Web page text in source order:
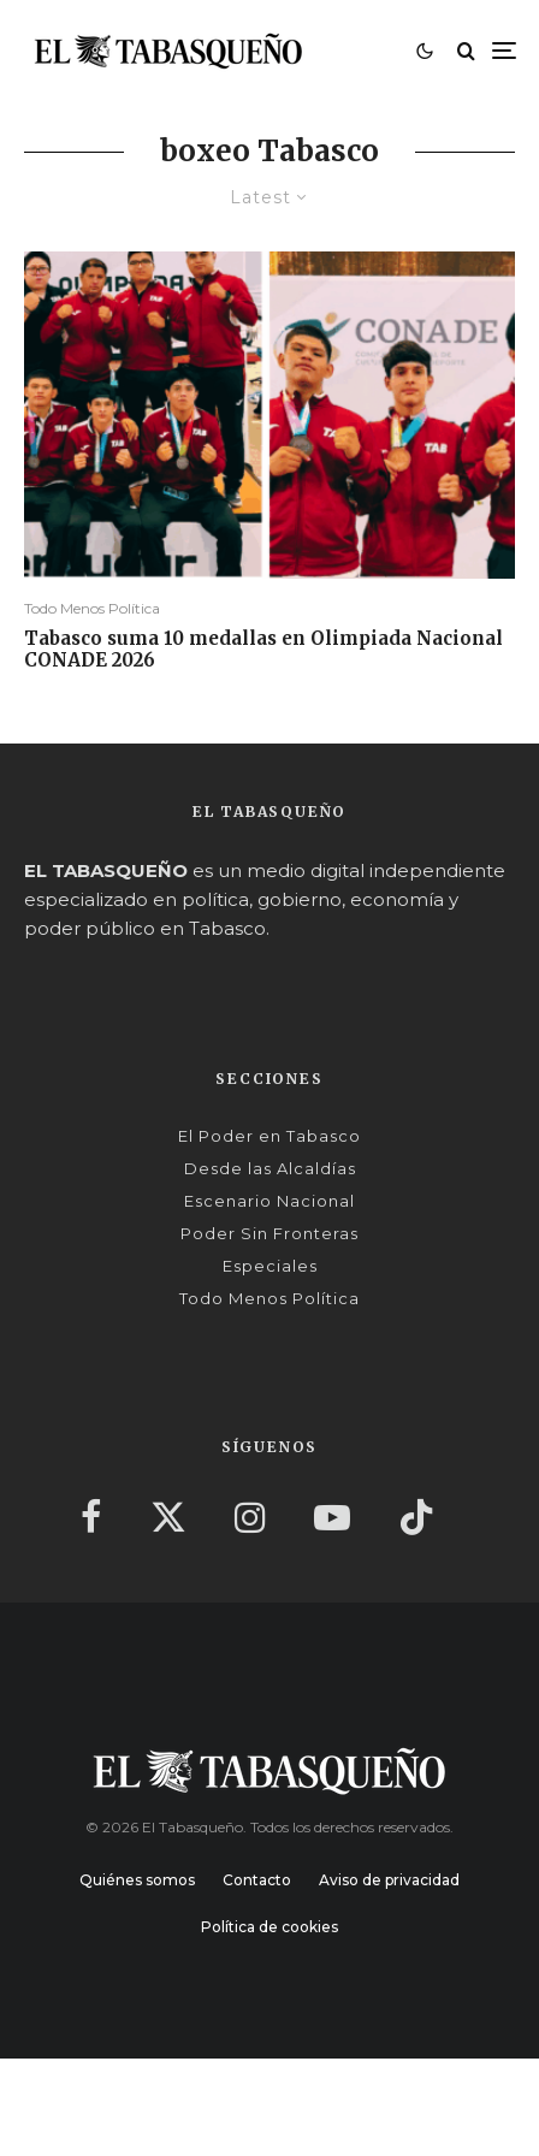
boxeo Tabasco
Latest
Todo Menos Política
Tabasco suma 10 medallas en Olimpiada Nacional
CONADE 2026
EL TABASQUEÑO
EL TABASQUEÑO es un medio digital independiente
especializado en política, gobierno, economía y
poder público en Tabasco.
SECCIONES
El Poder en Tabasco
Desde las Alcaldías
Escenario Nacional
Poder Sin Fronteras
Especiales
Todo Menos Política
SÍGUENOS
© 2026 El Tabasqueño. Todos los derechos reservados.
Quiénes somos Contacto Aviso de privacidad
Política de cookies